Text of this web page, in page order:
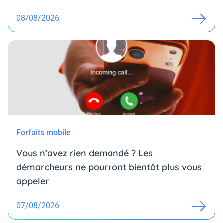
08/08/2026
Forfaits mobile
Vous n’avez rien demandé ? Les
démarcheurs ne pourront bientôt plus vous
appeler
07/08/2026